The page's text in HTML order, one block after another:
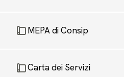
MEPA di Consip
Carta dei Servizi